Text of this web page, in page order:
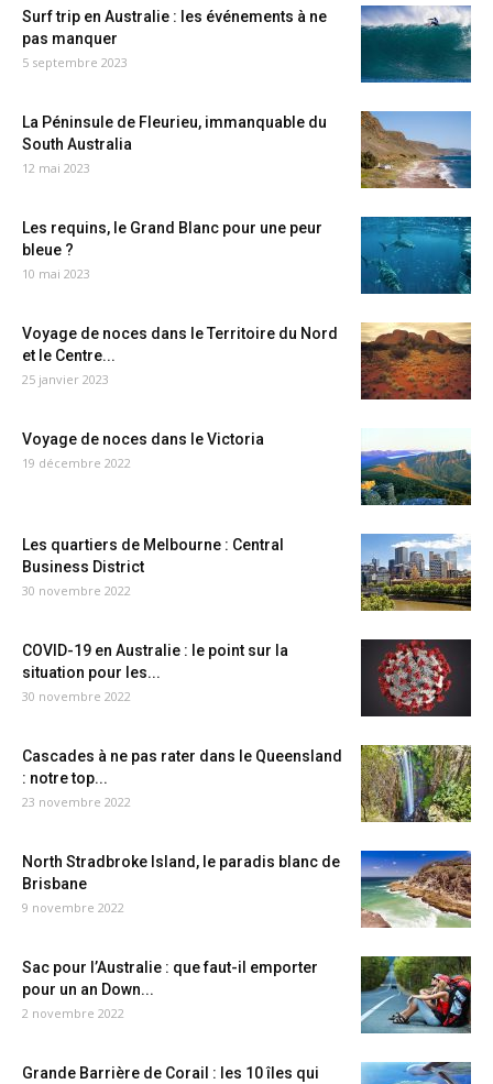
Surf trip en Australie : les événements à ne
pas manquer
5 septembre 2023
La Péninsule de Fleurieu, immanquable du
South Australia
12 mai 2023
Les requins, le Grand Blanc pour une peur
bleue ?
10 mai 2023
Voyage de noces dans le Territoire du Nord
et le Centre...
25 janvier 2023
Voyage de noces dans le Victoria
19 décembre 2022
Les quartiers de Melbourne : Central
Business District
30 novembre 2022
COVID-19 en Australie : le point sur la
situation pour les...
30 novembre 2022
Cascades à ne pas rater dans le Queensland
: notre top...
23 novembre 2022
North Stradbroke Island, le paradis blanc de
Brisbane
9 novembre 2022
Sac pour l’Australie : que faut-il emporter
pour un an Down...
2 novembre 2022
Grande Barrière de Corail : les 10 îles qui